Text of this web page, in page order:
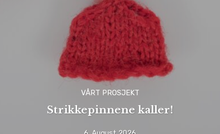
VÅRT PROSJEKT
Strikkepinnene kaller!